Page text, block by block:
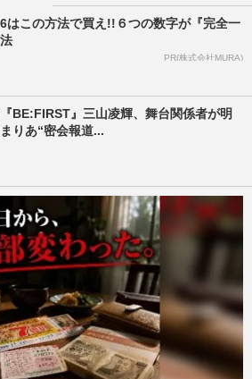
はこの方法で買え!!６つの数字が『完全一
PR(株式会社MURA)
『BE:FIRST』三山凌輝、舞台関係者が明
りあ“密会報道...